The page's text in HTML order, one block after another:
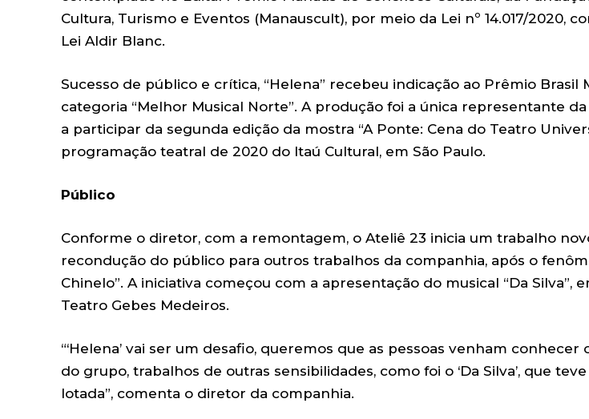
Cultura, Turismo e Eventos (Manauscult), por meio da Lei nº 14.017/2020,
Lei Aldir Blanc.
Sucesso de público e crítica, “Helena” recebeu indicação ao Prêmio Brasil
categoria “Melhor Musical Norte”. A produção foi a única representante
a participar da segunda edição da mostra “A Ponte: Cena do Teatro
programação teatral de 2020 do Itaú Cultural, em São Paulo.
Público
Conforme o diretor, com a remontagem, o Ateliê 23 inicia um trabalho
recondução do público para outros trabalhos da companhia, após o
Chinelo”. A iniciativa começou com a apresentação do musical “Da Silva”,
Teatro Gebes Medeiros.
“‘Helena’ vai ser um desafio, queremos que as pessoas venham conhecer
do grupo, trabalhos de outras sensibilidades, como foi o ‘Da Silva’, que
lotada”, comenta o diretor da companhia.